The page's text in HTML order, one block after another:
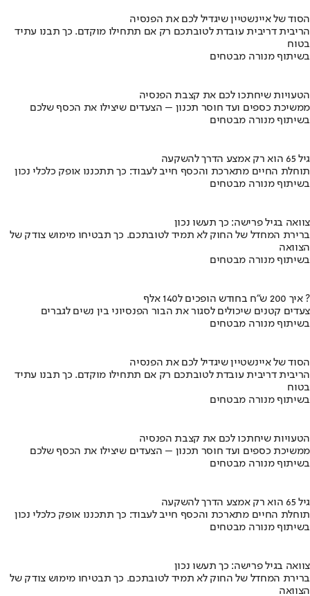
הסוד של איינשטיין שיגדיל לכם את הפנסיה
הריבית דריבית עובדת לטובתכם רק אם תתחילו מוקדם. כך תבנו עתיד
בטוח
בשיתוף מנורה מבטחים
הטעויות שיחתכו לכם את קצבת הפנסיה
ממשיכת כספים ועד חוסר תכנון – הצעדים שיצילו את הכסף שלכם
בשיתוף מנורה מבטחים
גיל 65 הוא רק אמצע הדרך להשקעה
תוחלת החיים מתארכת והכסף חייב לעבוד: כך תתכננו אופק כלכלי נכון
בשיתוף מנורה מבטחים
צוואה בגיל פרישה: כך תעשו נכון
ברירת המחדל של החוק לא תמיד לטובתכם. כך תבטיחו מימוש צודק של
הצוואה
בשיתוף מנורה מבטחים
איך 200 ש"ח בחודש הופכים ל140 אלף ?
צעדים קטנים שיכולים לסגור את הבור הפנסיוני בין נשים לגברים
בשיתוף מנורה מבטחים
הסוד של איינשטיין שיגדיל לכם את הפנסיה
הריבית דריבית עובדת לטובתכם רק אם תתחילו מוקדם. כך תבנו עתיד
בטוח
בשיתוף מנורה מבטחים
הטעויות שיחתכו לכם את קצבת הפנסיה
ממשיכת כספים ועד חוסר תכנון – הצעדים שיצילו את הכסף שלכם
בשיתוף מנורה מבטחים
גיל 65 הוא רק אמצע הדרך להשקעה
תוחלת החיים מתארכת והכסף חייב לעבוד: כך תתכננו אופק כלכלי נכון
בשיתוף מנורה מבטחים
צוואה בגיל פרישה: כך תעשו נכון
ברירת המחדל של החוק לא תמיד לטובתכם. כך תבטיחו מימוש צודק של
הצוואה